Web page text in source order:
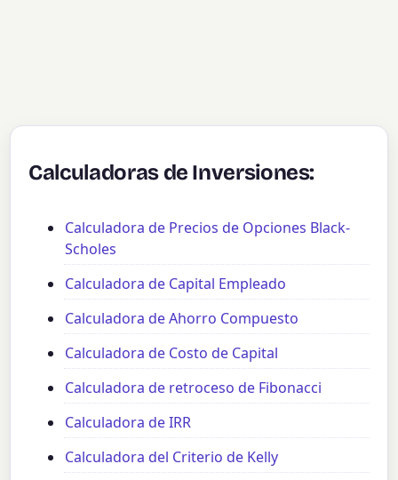
Calculadoras de Inversiones:
Calculadora de Precios de Opciones Black-
Scholes
Calculadora de Capital Empleado
Calculadora de Ahorro Compuesto
Calculadora de Costo de Capital
Calculadora de retroceso de Fibonacci
Calculadora de IRR
Calculadora del Criterio de Kelly